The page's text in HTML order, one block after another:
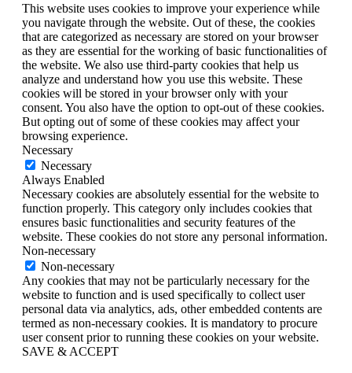
This website uses cookies to improve your experience while
you navigate through the website. Out of these, the cookies
that are categorized as necessary are stored on your browser
as they are essential for the working of basic functionalities of
the website. We also use third-party cookies that help us
analyze and understand how you use this website. These
cookies will be stored in your browser only with your
consent. You also have the option to opt-out of these cookies.
But opting out of some of these cookies may affect your
browsing experience.
Necessary
Necessary
Always Enabled
Necessary cookies are absolutely essential for the website to
function properly. This category only includes cookies that
ensures basic functionalities and security features of the
website. These cookies do not store any personal information.
Non-necessary
Non-necessary
Any cookies that may not be particularly necessary for the
website to function and is used specifically to collect user
personal data via analytics, ads, other embedded contents are
termed as non-necessary cookies. It is mandatory to procure
user consent prior to running these cookies on your website.
SAVE & ACCEPT